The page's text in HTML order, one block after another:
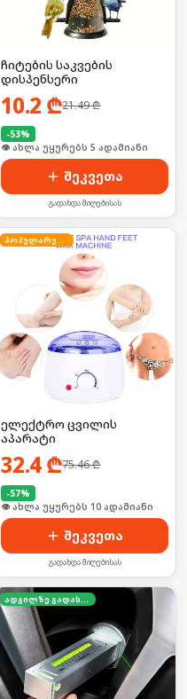
ჩიტების საკვების
დისპენსერი
10.2 ₾21.49₾
-53%
🛒 ბოლო 24სთ-ში იყიდა 11-მა
შეკვეთა
გადახდა მიღებისას
პოპულარული
ელექტრო ცვილის
აპარატი
32.4₾75.46₾
-57%
🛒 ბოლო 24სთ-ში იყიდა 15-მა
შეკვეთა
გადახდა მიღებისას
ადგილზე გადახდა